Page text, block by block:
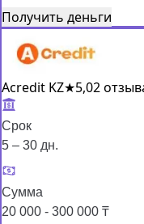
Получить деньги
Acredit KZ★5,02
Срок
5 – 30 дн.
Сумма
20 000 - 300 000 ₸